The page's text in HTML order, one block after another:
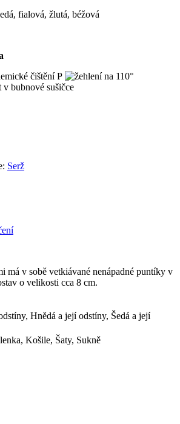
fialová, žlutá, béžová
Serž
má v sobě vetkiávané nenápadné puntíky v
o velikosti cca 8 cm.
, Hnědá a její odstíny, Šedá a její
, Košile, Šaty, Sukně